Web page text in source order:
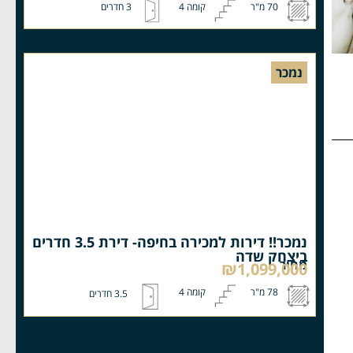
70 מ"ר קומה 4 3 חדרים
נמכר
נמכר!! דירות למכירה בחיפה- דירת 3.5 חדרים
ביצחק שדה
מחיר
₪1,099,000
78 מ"ר קומה 4 3.5 חדרים